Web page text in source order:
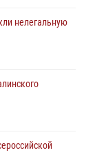
нелегальную